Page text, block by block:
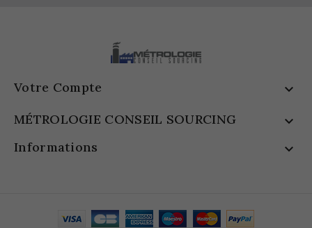
Votre Compte 
MÉTROLOGIE CONSEIL SOURCING 
Informations 